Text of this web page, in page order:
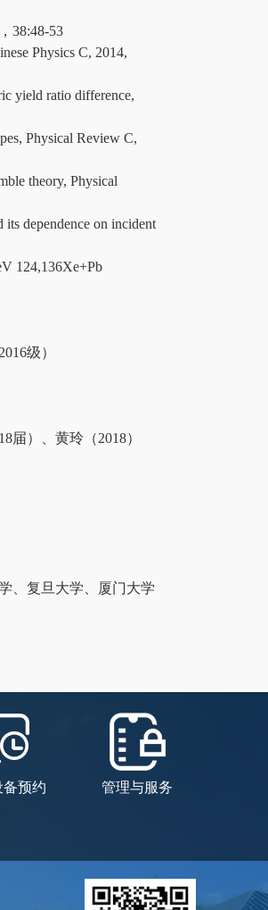
38:48-53
Physics C, 2014,
yield ratio difference,
Physical Review C,
theory, Physical
dependence on incident
124,136Xe+Pb
级）
届）、黄玲（2018）
、复旦大学、厦门大学
备预约 管理与服务